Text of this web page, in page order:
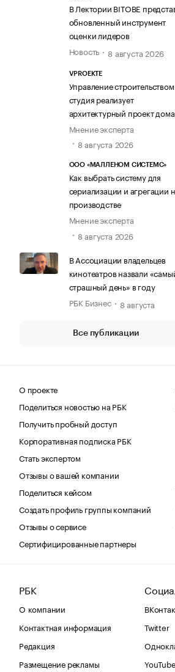
В Лектории BITOBE
обновленный инструмент
оценки лидеров
Новость
8 августа 2026
VPROEKTE
Управление
студия реализует
архитектурный проект дома
Мнение эксперта
8 августа 2026
ООО «МАЛЛЕНОМ СИСТЕМС»
Как выбрать систему для
сериализации и агрегации
производстве
Мнение эксперта
8 августа 2026
В Ассоциации владельцев
кинотеатров назвали
страшный день» в году
РБК Бизнес
8 августа
Все публикации
О проекте
Поделиться новостью на РБК
Получить пробный доступ
Корпоративная подписка РБК
Стать экспертом
Отзывы о вашей компании
Поделиться кейсом
Создать профиль группы компаний
Отзывы о сервисе
Сертифицированные партнеры
РБК
О компании
Контактная информация
Редакция
Размещение рекламы
Twitter
YouTube